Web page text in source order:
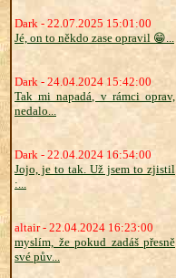
Dark - 22.07.2025 15:01:00
Jé, on to někdo zase opravil 😁...
Dark - 24.04.2024 15:42:00
Tak mi napadá, v rámci oprav,
nedalo...
Dark - 22.04.2024 16:54:00
Jojo, je to tak. Už jsem to zjistil
:...
altair - 22.04.2024 16:23:00
myslím, že pokud zadáš přesně
své pův...